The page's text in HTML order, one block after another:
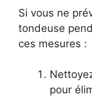
Si vous ne
tondeuse
ces mesures :
pour